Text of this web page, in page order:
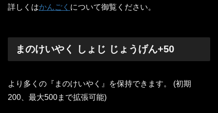
詳しくはかんごく について御覧ください。
まのけいやく しょじ じょうげん+50
より多くの『まのけいやく』を保持できます。 (初期
200、最大500まで拡張可能)